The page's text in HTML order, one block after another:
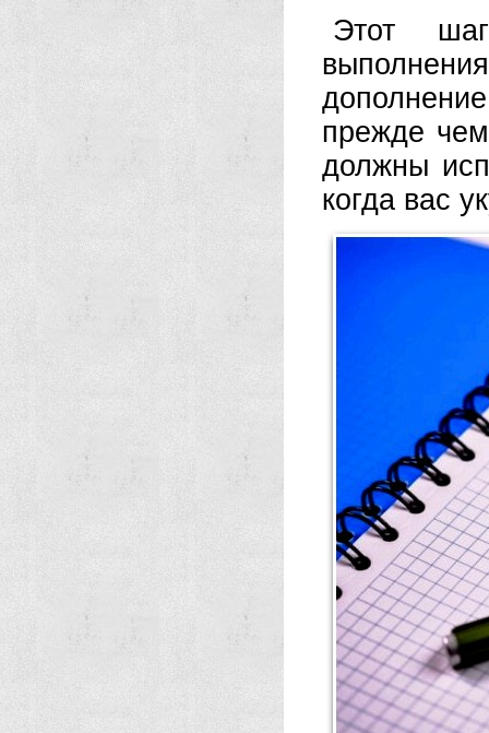
Этот
прежде
должны
когда вас